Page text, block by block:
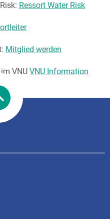
Ressort Water Risk
Mitglied werden
VNU VNU Information